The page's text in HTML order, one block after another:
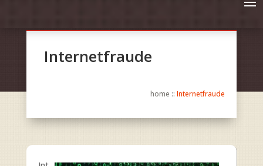
Internetfraude
home ::Internetfraude